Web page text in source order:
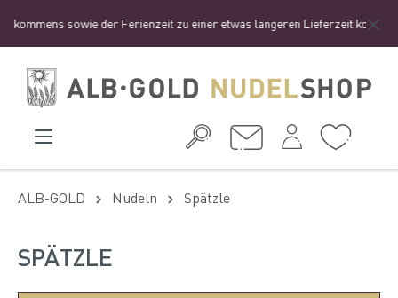
der Ferienzeit zu einer etwas längeren Lieferzeit kommen kann.
ALB-GOLD Nudeln Spätzle
SPÄTZLE